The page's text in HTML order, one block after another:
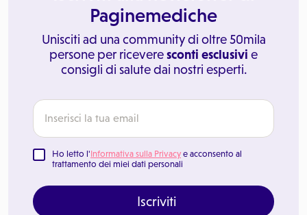
Paginemediche
Unisciti ad una community di oltre 50mila
persone per riceveresconti esclusivi e
consigli di salute dai nostri esperti.
Ho letto l'Informativa sulla Privacy e acconsento al
trattamento dei miei dati personali
Iscriviti